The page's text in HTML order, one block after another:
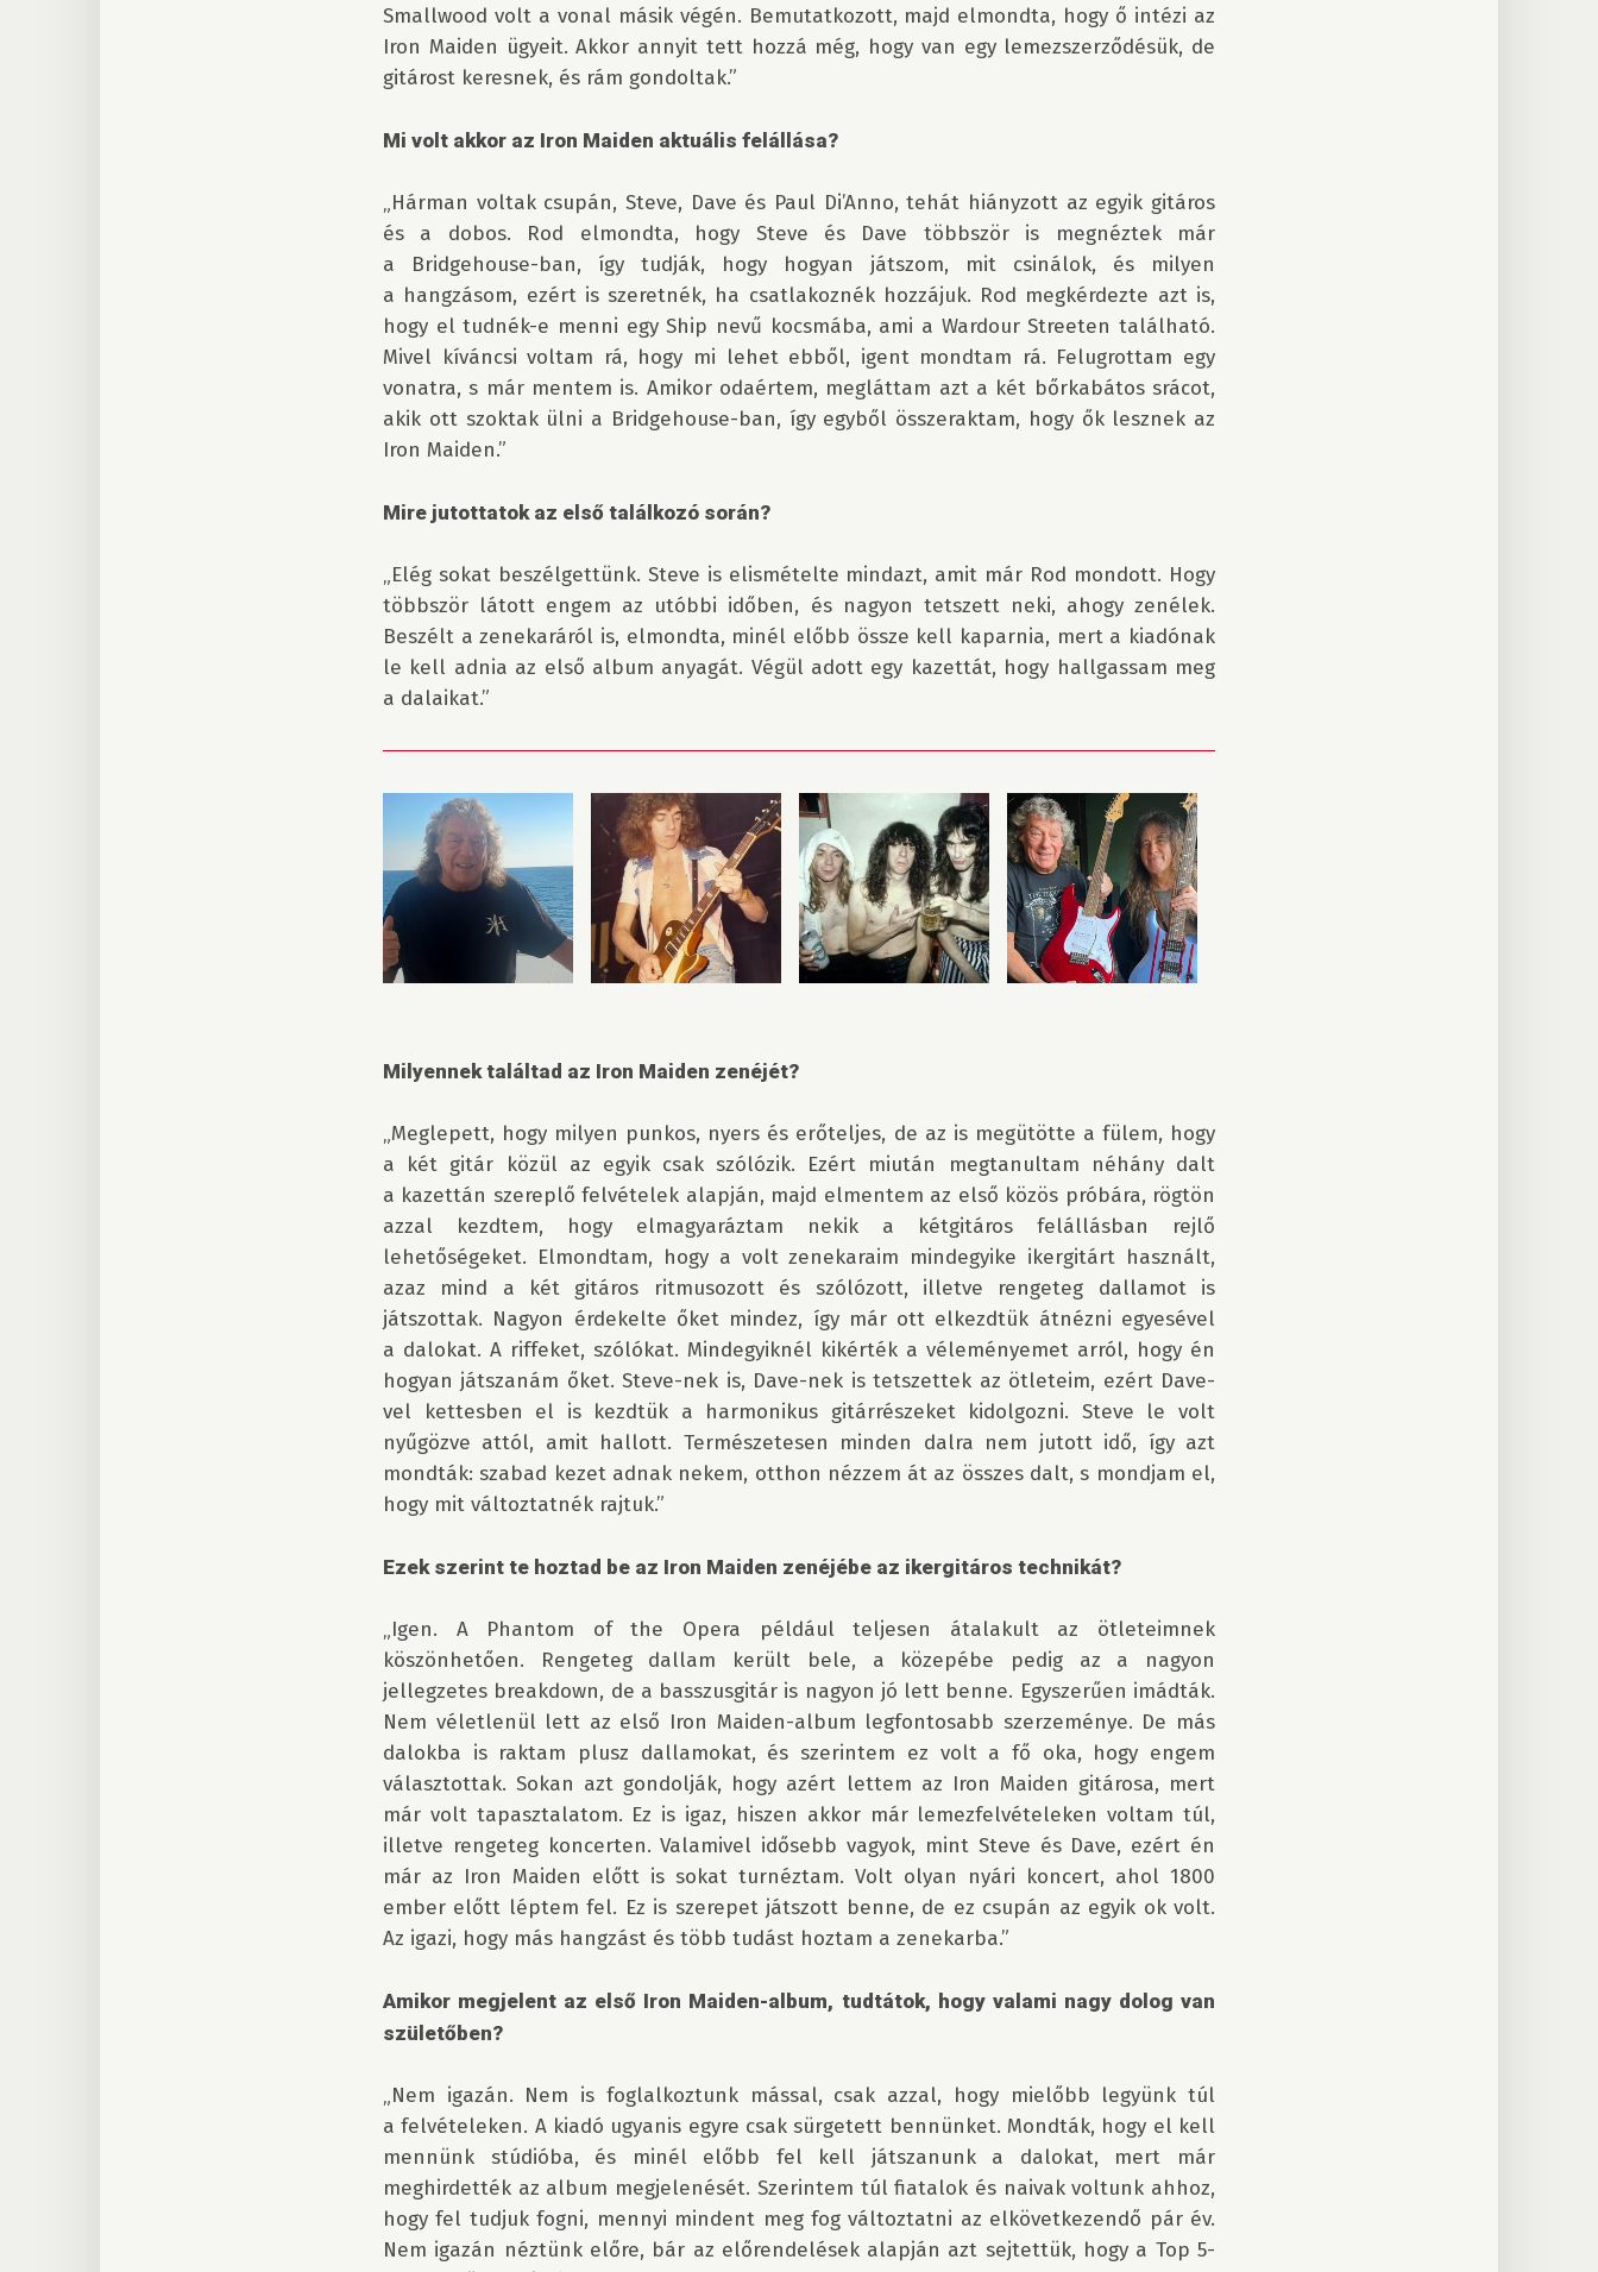
Smallwood volt a vonal másik végén. Bemutatkozott, majd elmondta, hogy ő intézi az
Iron Maiden ügyeit. Akkor annyit tett hozzá még, hogy van egy lemezszerződésük, de
gitárost keresnek, és rám gondoltak.”
Mi volt akkor az Iron Maiden aktuális felállása?
„Hárman voltak csupán, Steve, Dave és Paul Di’Anno, tehát hiányzott az egyik gitáros
és a dobos. Rod elmondta, hogy Steve és Dave többször is megnéztek már
a Bridgehouse-ban, így tudják, hogy hogyan játszom, mit csinálok, és milyen
a hangzásom, ezért is szeretnék, ha csatlakoznék hozzájuk. Rod megkérdezte azt is,
hogy el tudnék-e menni egy Ship nevű kocsmába, ami a Wardour Streeten található.
Mivel kíváncsi voltam rá, hogy mi lehet ebből, igent mondtam rá. Felugrottam egy
vonatra, s már mentem is. Amikor odaértem, megláttam azt a két bőrkabátos srácot,
akik ott szoktak ülni a Bridgehouse-ban, így egyből összeraktam, hogy ők lesznek az
Iron Maiden.”
Mire jutottatok az első találkozó során?
„Elég sokat beszélgettünk. Steve is elismételte mindazt, amit már Rod mondott. Hogy
többször látott engem az utóbbi időben, és nagyon tetszett neki, ahogy zenélek.
Beszélt a zenekaráról is, elmondta, minél előbb össze kell kaparnia, mert a kiadónak
le kell adnia az első album anyagát. Végül adott egy kazettát, hogy hallgassam meg
Milyennek találtad az Iron Maiden zenéjét?
„Meglepett, hogy milyen punkos, nyers és erőteljes, de az is megütötte a fülem, hogy
a két gitár közül az egyik csak szólózik. Ezért miután megtanultam néhány dalt
a kazettán szereplő felvételek alapján, majd elmentem az első közös próbára, rögtön
azzal kezdtem, hogy elmagyaráztam nekik a kétgitáros felállásban rejlő
lehetőségeket. Elmondtam, hogy a volt zenekaraim mindegyike ikergitárt használt,
azaz mind a két gitáros ritmusozott és szólózott, illetve rengeteg dallamot is
játszottak. Nagyon érdekelte őket mindez, így már ott elkezdtük átnézni egyesével
a dalokat. A riffeket, szólókat. Mindegyiknél kikérték a véleményemet arról, hogy én
hogyan játszanám őket. Steve-nek is, Dave-nek is tetszettek az ötleteim, ezért Dave-
vel kettesben el is kezdtük a harmonikus gitárrészeket kidolgozni. Steve le volt
nyűgözve attól, amit hallott. Természetesen minden dalra nem jutott idő, így azt
mondták: szabad kezet adnak nekem, otthon nézzem át az összes dalt, s mondjam el,
hogy mit változtatnék rajtuk.”
Ezek szerint te hoztad be az Iron Maiden zenéjébe az ikergitáros technikát?
„Igen. A Phantom of the Opera például teljesen átalakult az ötleteimnek
köszönhetően. Rengeteg dallam került bele, a közepébe pedig az a nagyon
jellegzetes breakdown, de a basszusgitár is nagyon jó lett benne. Egyszerűen imádták.
Nem véletlenül lett az első Iron Maiden-album legfontosabb szerzeménye. De más
dalokba is raktam plusz dallamokat, és szerintem ez volt a fő oka, hogy engem
választottak. Sokan azt gondolják, hogy azért lettem az Iron Maiden gitárosa, mert
már volt tapasztalatom. Ez is igaz, hiszen akkor már lemezfelvételeken voltam túl,
illetve rengeteg koncerten. Valamivel idősebb vagyok, mint Steve és Dave, ezért én
már az Iron Maiden előtt is sokat turnéztam. Volt olyan nyári koncert, ahol 1800
ember előtt léptem fel. Ez is szerepet játszott benne, de ez csupán az egyik ok volt.
Az igazi, hogy más hangzást és több tudást hoztam a zenekarba.”
Amikor megjelent az első Iron Maiden-album, tudtátok, hogy valami nagy dolog van
születőben?
„Nem igazán. Nem is foglalkoztunk mással, csak azzal, hogy mielőbb legyünk túl
a felvételeken. A kiadó ugyanis egyre csak sürgetett bennünket. Mondták, hogy el kell
mennünk stúdióba, és minél előbb fel kell játszanunk a dalokat, mert már
meghirdették az album megjelenését. Szerintem túl fiatalok és naivak voltunk ahhoz,
hogy fel tudjuk fogni, mennyi mindent meg fog változtatni az elkövetkezendő pár év.
Nem igazán néztünk előre, bár az előrendelések alapján azt sejtettük, hogy a Top 5-